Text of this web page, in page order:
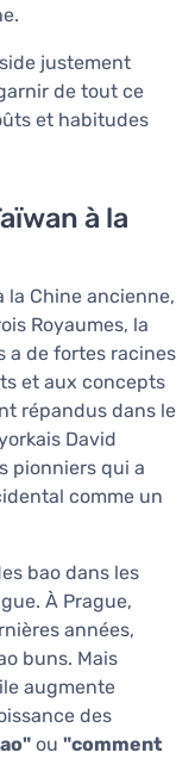
justement
de tout ce
et habitudes
à la
la Chine ancienne,
Royaumes, la
a de fortes racines
et aux concepts
répandus dans le
David
pionniers qui a
comme un
bao dans les
À Prague,
années,
buns. Mais
augmente
des
ou "comment